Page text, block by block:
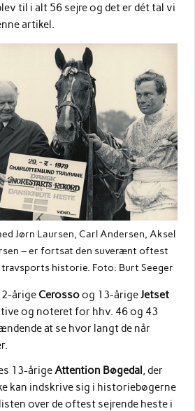
til i alt 56 sejre og det er dét tal vi
artikel.
Jørn Laursen, Carl Andersen, Aksel
– er fortsat den suverænt oftest
travsports historie. Foto: Burt Seeger
årige Cerossoog 13-årigeJetset
og noteret for hhv. 46 og 43
at se hvor langt de når
13-årigeAttention Bøgedal, der
kan indskrive sig i historiebøgerne
over de oftest sejrende heste i